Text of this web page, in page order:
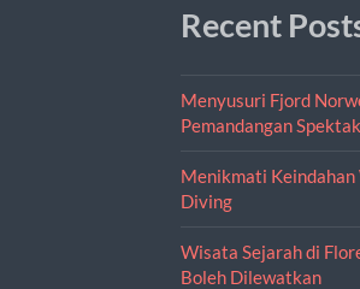
Recent
Menyusuri Fjord
Pemandangan
Menikmati
Diving
Wisata Sejarah di
Boleh Dilewatkan